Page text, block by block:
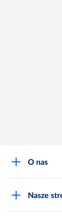
O nas
Nasze